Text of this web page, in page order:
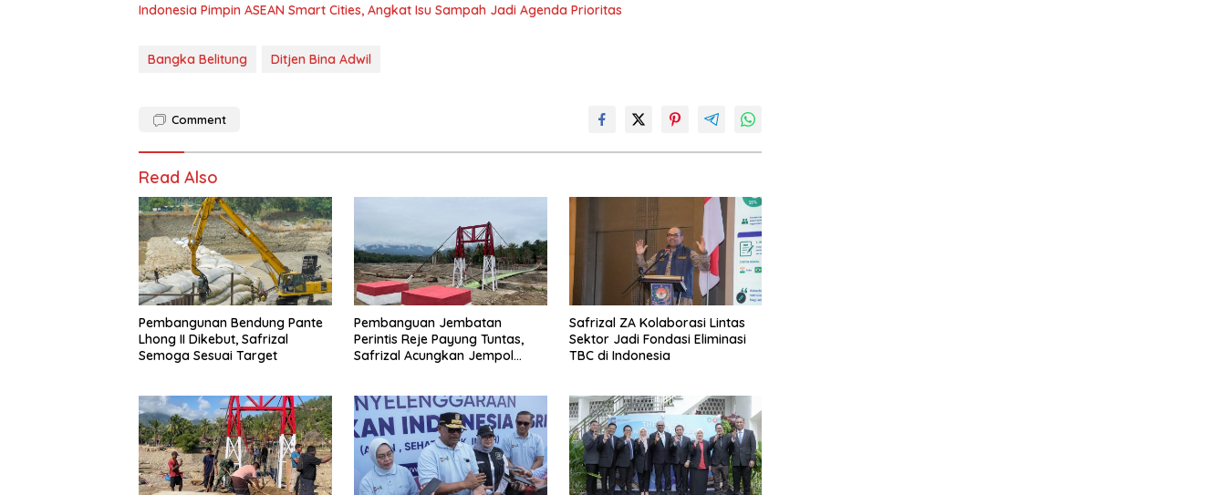
Indonesia Pimpin ASEAN Smart Cities, Angkat Isu Sampah Jadi Agenda Prioritas
Bangka Belitung Ditjen Bina Adwil
Comment
Read Also
Pembangunan Bendung Pante
Lhong II Dikebut, Safrizal
Semoga Sesuai Target
Pembanguan Jembatan
Perintis Reje Payung Tuntas,
Safrizal Acungkan Jempol
Safrizal ZA Kolaborasi Lintas
Sektor Jadi Fondasi Eliminasi
TBC di Indonesia